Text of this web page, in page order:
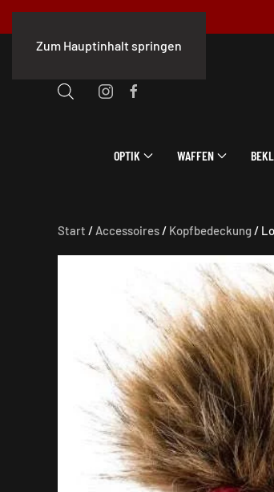
Zum Hauptinhalt springen
OPTIK WAFFEN
Start / Accessoires/ Kopfbedeckung/